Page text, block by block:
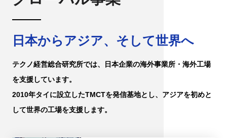
日本からアジア、そして世界へ
テクノ経営総合研究所では、日本企業の海外事業所・海外工場
を支援しています。
2010年タイに設立したTMCTを発信基地とし、アジアを初めと
して世界の工場を支援します。